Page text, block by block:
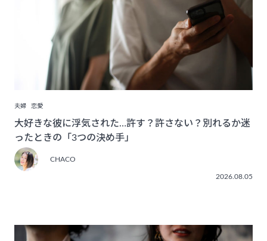
夫婦 恋愛
大好きな彼に浮気された…許す？許さない？別れるか迷
ったときの「3つの決め手」
CHACO
2026.08.05